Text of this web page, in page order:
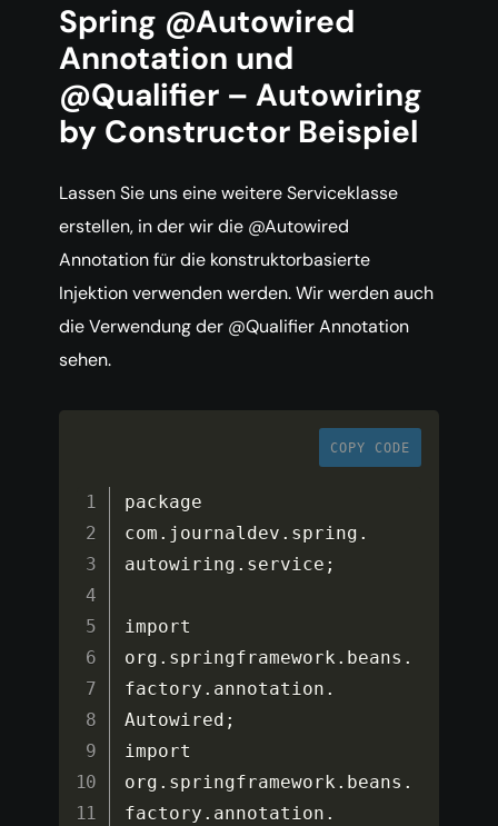
Spring @Autowired
Annotation und
@Qualifier – Autowiring
by Constructor Beispiel
Lassen Sie uns eine weitere Serviceklasse
erstellen, in der wir die @Autowired
Annotation für die konstruktorbasierte
Injektion verwenden werden. Wir werden auch
die Verwendung der @Qualifier Annotation
sehen.
COPY CODE
package
com . journaldev . spring .
autowiring . service ;
import
org . springframework . beans .
factory . annotation .
Autowired ;
import
org . springframework . beans .
factory . annotation .